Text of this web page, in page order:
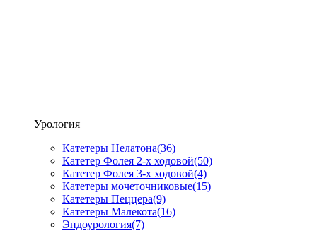
Урология
Катетеры Нелатона(36)
Катетер Фолея 2-х ходовой(50)
Катетер Фолея 3-х ходовой(4)
Катетеры мочеточниковые(15)
Катетеры Пеццера(9)
Катетеры Малекота(16)
Эндоурология(7)